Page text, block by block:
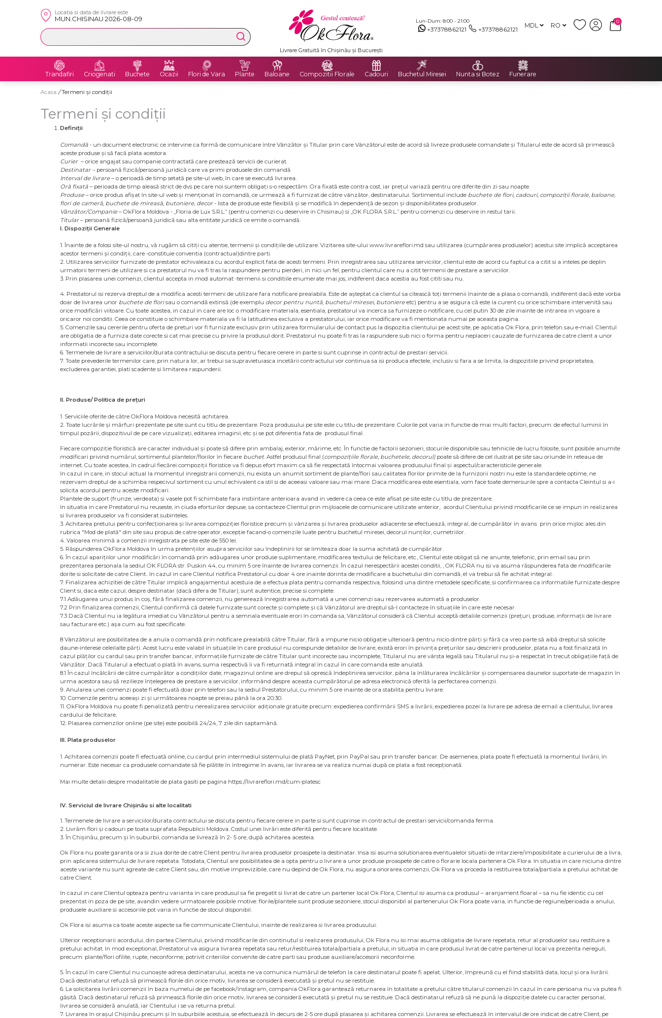
Locatia si data de livrare este
MUN.CHISINAU 2026-08-09 Lun-Dum: 8:00 - 21:00
+37378862121 +37378862121 MDL RO
0
Livrare Gratuită în Chișinău și București
Trandafiri Criogenati Buchete Ocazii Flori de Vara Plante Baloane Compozitii Florale Cadouri Buchetul Miresei Nunta si Botez Funerare
Acasa / Termeni şi condiţii
Termeni şi condiţii
Definiții
Comandă - un document electronic ce intervine ca formă de comunicare între Vânzător și Titular prin care Vânzătorul este de acord să livreze produsele comandate și Titularul este de acord să primească
aceste produse și să facă plata acestora.
Curier– orice angajat sau companie contractată care prestează servicii de curierat.
Destinatar –persoană fizică/persoană juridică care va primi produsele din comandă
Interval de livrare– o perioadă de timp setată pe site-ul web, în care se execută livrarea.
Oră fixată – perioada de timp aleasă strict de dvs pe care noi suntem obligați s-o respectăm. Ora fixată este contra cost, iar prețul variază pentru ore diferite din zi sau noapte.
Produse– orice produs afișat în site-ul web și menționat în comandă, ce urmează a fi furnizat de către vânzător, destinatarului. Sortimentul include buchete de flori, cadouri, compoziții florale, baloane,
flori de cameră, buchete de mireasă, butoniere, decor- lista de produse este flexibilă și se modifică în dependență de sezon și disponibilitatea produselor.
Vânzător/Companie– OkFlora Moldova - „Floria de Lux S.R.L.” (pentru comenzi cu deservire in Chisinau) si „OK FLORA S.R.L.” pentru comenzi cu deservire in restul tarii.
Titular– persoană fizică/persoană juridică sau alta entitate juridică ce emite o comandă.
I. Dispoziții Generale
1. Înainte de a folosi site-ul nostru, vă rugăm să citiți cu atentie, termenii și condițiile de utilizare. Vizitarea site-ului www.livrareflori.md sau utilizarea (cumpărarea produselor) acestui site implică acceptarea
acestor termeni și condiții, care -constituie conventia (contractual)dintre parti.
2. Utilizarea serviciilor furnizate de prestator echivaleaza cu acordul explicit fata de acesti termeni. Prin inregistrarea sau utilizarea serviciilor, clientul este de acord cu faptul ca a citit si a inteles pe deplin
urmatorii termeni de utilizare si ca prestatorul nu va fi tras la raspundere pentru pierderi, in nici un fel, pentru clientul care nu a citit termenii de prestare a serviciilor.
3. Prin plasarea unei comenzi, clientul accepta in mod automat -termenii si conditiile enumerate mai jos, indiferent daca acestia au fost cititi sau nu.
4. Prestatorul isi rezerva dreptul de a modifica acesti termeni de utilizare fara notificare prealabila. Este de așteptat ca clientul sa citească toți termenii înainte de a plasa o comandă, indiferent dacă este vorba
doar de livrarea unor buchete de florisau o comandă extinsă (de exemplu decor pentru nuntă, buchetul miresei, butoniereetc) pentru a se asigura că este la curent cu orice schimbare intervenită sau
orice modificări viitoare. Cu toate acestea, in cazul in care are loc o modificare materiala, esentiala, prestatorul va incerca sa furnizeze o notificare, cu cel putin 30 de zile inainte de intrarea in vigoare a
oricaror noi conditii. Ceea ce constituie o schimbare materiala va fi la latitudinea exclusiva a prestatorului, iar orice modificare va fi mentionata numai pe aceasta pagina.
5. Comenzile sau cererile pentru oferta de preturi vor fi furnizate exclusiv prin utilizarea formularului de contact pus la dispozitia clientului pe acest site, pe aplicatia Ok Flora, prin telefon sau e-mail. Clientul
are obligatia de a furniza date corecte si cat mai precise cu privire la produsul dorit. Prestatorul nu poate fi tras la raspundere sub nici o forma pentru neplaceri cauzate de furnizarea de catre client a unor
informatii incorecte sau incomplete.
6. Termenele de livrare a serviciilor/durata contractului se discuta pentru fiecare cerere in parte si sunt cuprinse in contractul de prestari servicii.
7. Toate prevederile termenilor care, prin natura lor, ar trebui sa supravietuiasca incetării contractului vor continua sa isi produca efectele, inclusiv si fara a se limita, la dispozitiile privind proprietatea,
excluderea garantiei, plati scadente si limitarea raspunderii.
II. Produse/ Politica de prețuri
1. Serviciile oferite de către OkFlora Moldova necesită achitarea.
2. Toate lucrările și mărfuri prezentate pe site sunt cu titlu de prezentare. Poza produsului pe site este cu titlu de prezentare. Culorile pot varia in functie de mai multi factori, precum: de efectul luminii în
timpul pozării, dispozitivul de pe care vizualizați, editarea imaginii, etc și se pot diferentia fata de produsul final.
Fiecare compoziție floristică are caracter individual și poate să difere prin ambalaj, exterior, mărime, etc. În functie de factorii sezonieri, stocurile disponibile sau tehnicile de lucru folosite, sunt posibile anumite
modificari privind numărul, sortimentul plantelor/florilor în fiecare buchet. Astfel produsul final (compozițiile florale, buchetele, decorul) poate să difere de cel ilustrat pe site sau oriunde în reteaua de
internet. Cu toate acestea, în cadrul fiecărei compoziții floristice va fi depus efort maxim ca să fie respectată întocmai valoarea produsului final și aspectul/caracteristicile generale.
In cazul in care, in stocul actual la momentul inregistrarii comenzii, nu exista un anumit sortiment de plante/flori sau calitatea florilor primite de la furnizorii nostri nu este la standardele optime, ne
rezervam dreptul de a schimba respecivul sortiment cu unul echivalent ca stil si de aceeasi valoare sau mai mare. Daca modificarea este esentiala, vom face toate demersurile spre a contacta Cleintul si a-i
solicita acordul pentru aceste modificari.
Plantele de suport (frunze, verdeata) si vasele pot fi schimbate fara instiintare anterioara avand in vedere ca ceea ce este afisat pe site este cu titlu de prezentare.
In situatia in care Prestatorul nu reuseste, in ciuda eforturilor depuse, sa contacteze Clientul prin mijloacele de comunicare utilizate anterior, acordul Clientului privind modificarile ce se impun in realizarea
si livrarea produselor va fi considerat subinteles.
3. Achitarea pretului pentru confecționarea și livrarea compoziției floristice precum și vânzarea și livrarea produselor adiacente se efectuează, integral, de cumpărător în avans prin orice mijloc ales din
rubrica "Mod de plată" din site sau propus de catre operator, excepție facand-o comenzile luate pentru buchetul miresei, decorul nunților, cumetriilor.
4. Valoarea minimă a comenzii inregistrata pe site este de 550 lei.
5. Răspunderea OkFlora Moldova în urma pretențiilor asupra serviciilor sau îndeplinirii lor se limiteaza doar la suma achitată de cumpărător.
6. În cazul aparițiilor unor modificări în comandă prin adăugarea unor produse suplimentare, modificarea textului de felicitare, etc., Clientul este obligat să ne anunte, telefonic, prin email sau prin
prezentarea personala la sediul OK FLORA str. Puskin 44, cu minim 5 ore înainte de livrarea comenzii. În cazul nerespectării acestei conditii, , OK FLORA nu isi va asuma răspunderea fata de modificarile
dorite si solicitate de catre Client.. In cazul in care Clientul notifica Prestatorul cu doar 4 ore inainte dorinta de modificare a buchetului din comandă, el va trebui să fie achitat integral.
7. Finalizarea achizitiei de către Titular implică angajamentul acestuia de a efectua plata pentru comanda respectiva, folosind una dintre metodele specificate, si confirmarea ca informatiile furnizate despre
Client si, daca este cazul, despre destinatar (dacă difera de Titular), sunt autentice, precise si complete.
7.1 Adăugarea unui produs în coș, fără finalizarea comenzii, nu generează înregistrarea automată a unei comenzi sau rezervarea automată a produselor.
7.2 Prin finalizarea comenzii, Clientul confirmă că datele furnizate sunt corecte și complete și că Vânzătorul are dreptul să-l contacteze în situațiile în care este necesar.
7.3 Dacă Clientul nu ia legătura imediat cu Vânzătorul pentru a semnala eventuale erori în comanda sa, Vânzătorul consideră că Clientul acceptă detaliile comenzii (prețuri, produse, informații de livrare
sau facturare etc.) așa cum au fost specificate.
8 Vânzătorul are posibilitatea de a anula o comandă prin notificare prealabilă către Titular, fără a impune nicio obligație ulterioară pentru nicio dintre părți și fără ca vreo parte să aibă dreptul să solicite
daune-interese celeilalte părți. Acest lucru este valabil în situațiile în care produsul nu corespunde detaliilor de livrare, există erori în privința prețurilor sau descrierii produselor, plata nu a fost finalizată în
cazul plăților cu cardul sau prin transfer bancar, informațiile furnizate de către Titular sunt incorecte sau incomplete, Titularul nu are vârsta legală sau Titularul nu și-a respectat în trecut obligațiile față de
Vânzător. Dacă Titularul a efectuat o plată în avans, suma respectivă îi va fi returnată integral în cazul în care comanda este anulată.
8.1 În cazul încălcării de către cumpărător a condițiilor date, magazinul online are drepul să oprescă îndeplinirea serviciilor, pâna la înlăturarea încălcărilor și compensarea daunelor suportate de magazin în
urma acestora sau să rezilieze înțelegerea de prestare a serviciilor, informând despre aceasta cumpărătorul pe adresa electronică oferită la perfectarea comenzii.
9. Anularea unei comenzi poate fi efectuată doar prin telefon sau la sediul Prestatorului, cu minim 5 ore inainte de ora stabilita pentru livrare.
10. Comenzile pentru aceeași zi și următoarea noapte se preiau până la ora 20:30.
11. OkFlora Moldova nu poate fi penalizată pentru nerealizarea serviciilor adiționale gratuite precum: expedierea confirmării SMS a livrării, expedierea pozei la livrare pe adresa de email a clientului, livrarea
cardului de felicitare.
12. Plasarea comenzilor online (pe site) este posibilă 24/24, 7 zile din saptamână.
III. Plata produselor
1. Achitarea comenzii poate fi efectuată online, cu cardul prin intermediul sistemului de plată PayNet, prin PayPal sau prin transfer bancar. De asemenea, plata poate fi efectuată la momentul livrării, în
numerar. Este necesar ca produsele comandate să fie plătite în întregime în avans, iar livrarea se va realiza numai după ce plata a fost recepționată.
Mai multe detalii despre modalitatile de plata gasiti pe pagina https://livrareflori.md/cum-platesc
IV. Serviciul de livrare Chișinău si alte localitati
1. Termenele de livrare a serviciilor/durata contractului se discuta pentru fiecare cerere in parte si sunt cuprinse in contractul de prestari servicii/comanda ferma.
2. Livrăm flori și cadouri pe toata suprafata Republicii Moldova. Costul unei livrări este diferită pentru fiecare localitate.
3. În Chișinău, precum și în suburbii, comanda se livrează în 2- 5 ore, după achitarea acesteia.
Ok Flora nu poate garanta ora si ziua dorite de catre Client pentru livrarea produselor proaspete la destinatar. Insa isi asuma solutionarea eventualelor situatii de intarziere/imposibilitate a curierului de a livra,
prin aplicarea sistemului de livrare repetata. Totodata, Clientul are posibilitatea de a opta pentru o livrare a unor produse proaspete de catre o florarie locala partenera Ok Flora. In situatia in care niciuna dintre
aceste variante nu sunt agreate de catre Client sau, din motive imprevizibile, care nu depind de Ok Flora, nu asigura onorarea comenzii, Ok Flora va proceda la restituirea totala/partiala a pretului achitat de
catre Client.
In cazul in care Clientul opteaza pentru varianta in care produsul sa fie pregatit si livrat de catre un partener local Ok Flora, Clientul isi asuma ca produsul – aranjament floaral – sa nu fie identic cu cel
prezentat in poza de pe site, avandin vedere urmatoarele posibile motive: florile/plantele sunt produse sezoniere, stocul disponibil al partenerului Ok Flora poate varia, in functie de regiune/perioada a anului,
produsele auxiliare si accesoriile pot varia in functie de stocul disponibil.
Ok Flora isi asuma ca toate aceste aspecte sa fie communicate Clientului, inainte de realizarea si livrarea produsului.
Ulterior receptionarii acordului, din partea Clientului, privind modificarile din continutul si realizarea produsului, Ok Flora nu isi mai asuma obligatia de livrare repetata, retur al produselor sau restituire a
pretului achitat. In mod exceptional, Prestatorul va asigura livrarea repetata sau retur/restituirea totala/partiala a pretului, in situatia in care produsul livrat de catre partenerul local va prezenta nereguli,
precum: plante/flori ofilite, rupte, neconforme, potrivit criteriilor convenite de catre parti sau produse auxiliare/accesorii neconforme.
5. În cazul în care Clientul nu cunoaște adresa destinatarului, acesta ne va comunica numărul de telefon la care destinatarul poate fi apelat. Ulterior, împreună cu el fiind stabilită data, locul și ora livrării.
Dacă destinatarul refuză să primească florile din orice motiv, livrarea se consideră executată și pretul nu se restituie.
6. La solicitarea livrării comenzii în baza numelui de pe facebook/instagram, compania OkFlora garantează returnarea în totalitate a pretului către titularul comenzii în cazul în care persoana nu va putea fi
găsită. Dacă destinatarul refuză să primească florile din orice motiv, livrarea se consideră executată și pretul nu se restituie. Dacă destinatarul refuză să ne pună la dispoziție datele cu caracter personal,
livrarea se consideră anulată, iar Clientului i se va returna pretul.
7. Livrarea în orașul Chișinău precum și în suburbiile acestuia, se efectuează în decurs de 2-5 ore după plasarea și achitarea comenzii. Livrarea se efectuează în intervalul de ore indicat de catre Client, pe